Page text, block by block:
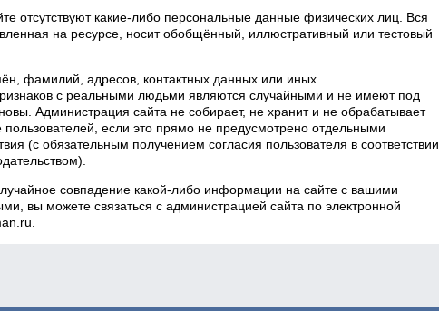
отсутствуют какие‑либо персональные данные физических лиц. Вся
на ресурсе, носит обобщённый, иллюстративный или тестовый
фамилий, адресов, контактных данных или иных
с реальными людьми являются случайными и не имеют под
Администрация сайта не собирает, не хранит и не обрабатывает
если это прямо не предусмотрено отдельными
(с обязательным получением согласия пользователя в соответствии
совпадение какой‑либо информации на сайте с вашими
вы можете связаться с администрацией сайта по электронной